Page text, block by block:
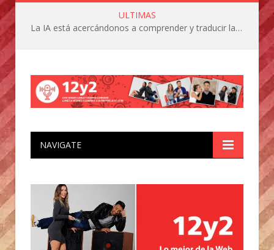
ULTIMAS
La IA está acercándonos a comprender y traducir las vocalizaciones y comportamientos de nuestras mascotas
NAVIGATE